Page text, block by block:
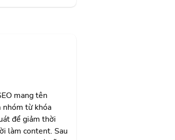
mang tên
nhóm từ khóa
để giảm thời
làm content. Sau